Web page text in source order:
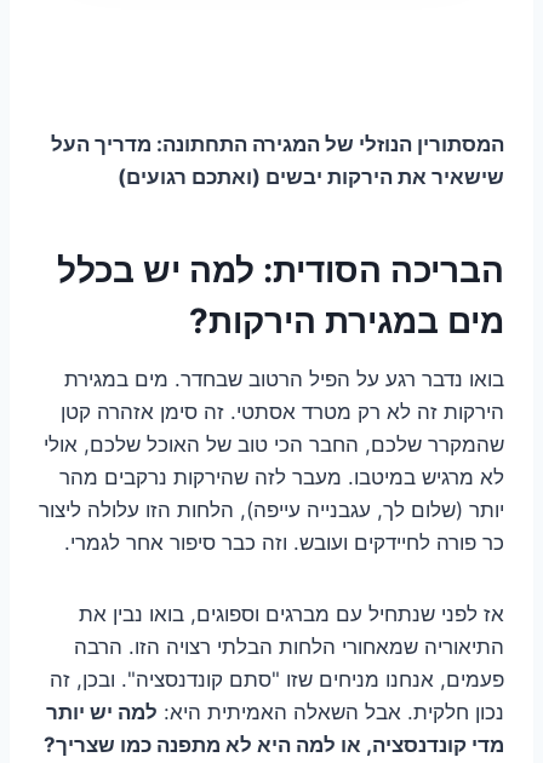
המסתורין הנוזלי של המגירה התחתונה: מדריך העל
שישאיר את הירקות יבשים (ואתכם רגועים)
הבריכה הסודית: למה יש בכלל
מים במגירת הירקות?
בואו נדבר רגע על הפיל הרטוב שבחדר. מים במגירת
הירקות זה לא רק מטרד אסתטי. זה סימן אזהרה קטן
שהמקרר שלכם, החבר הכי טוב של האוכל שלכם, אולי
לא מרגיש במיטבו. מעבר לזה שהירקות נרקבים מהר
יותר (שלום לך, עגבנייה עייפה), הלחות הזו עלולה ליצור
כר פורה לחיידקים ועובש. וזה כבר סיפור אחר לגמרי.
אז לפני שנתחיל עם מברגים וספוגים, בואו נבין את
התיאוריה שמאחורי הלחות הבלתי רצויה הזו. הרבה
פעמים, אנחנו מניחים שזו "סתם קונדנסציה". ובכן, זה
נכון חלקית. אבל השאלה האמיתית היא: למה יש יותר
מדי קונדנסציה, או למה היא לא מתפנה כמו שצריך?